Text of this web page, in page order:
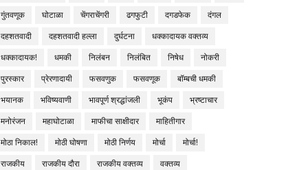
गुंतवणूक
घोटाळा चेंगराचेंगरी ढगफुटी दगडफेक
दंगल
दहशतवादी
दहशतवादी हल्ला दुर्घटना
धक्कादायक वक्तव्य
धक्कादायक!
धमकी निलंबन निलंबित निषेध
नोकरी
पुरस्कार
प्रेरणादायी फसवणुक फसवणूक
बॉम्बची धमकी
भयानक
भविष्यवाणी भावपूर्ण श्रद्धांजली भूकंप
भ्रष्टाचार
मनोरंजन
महाघोटाळा माफीचा साक्षीदार
माहितीगार
मोठा निकाल!
मोठी घोषणा मोठी निर्णय मोर्चा
मोर्चा!
राजकीय
राजकीय दौरा राजकीय वक्तव्य
वक्तव्य